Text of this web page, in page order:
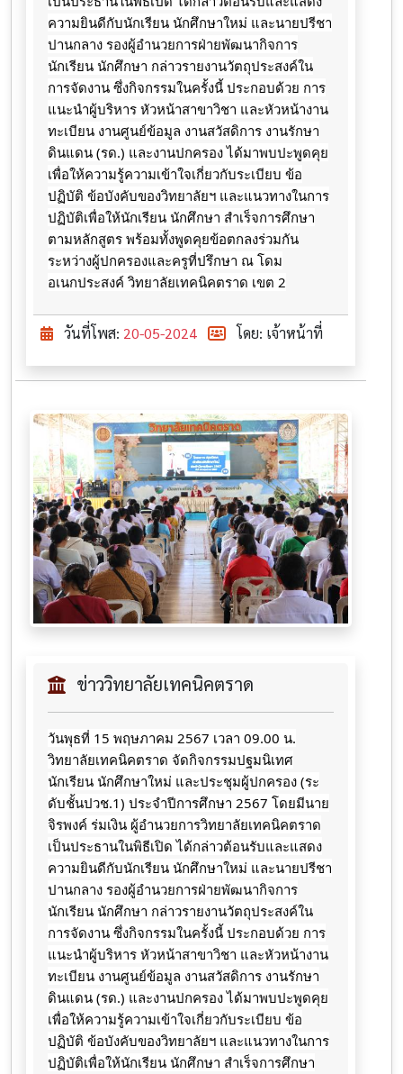
ความยินดีกับนักเรียน นักศึกษาใหม่ และนายปรีชา
ปานกลาง รองผู้อำนวยการฝ่ายพัฒนากิจการ
นักเรียน นักศึกษา กล่าวรายงานวัตถุประสงค์ใน
การจัดงาน ซึ่งกิจกรรมในครั้งนี้ ประกอบด้วย การ
แนะนำผู้บริหาร หัวหน้าสาขาวิชา และหัวหน้างาน
ทะเบียน งานศูนย์ข้อมูล งานสวัสดิการ งานรักษา
ดินแดน (รด.) และงานปกครอง ได้มาพบปะพูดคุย
เพื่อให้ความรู้ความเข้าใจเกี่ยวกับระเบียบ ข้อ
ปฏิบัติ ข้อบังคับของวิทยาลัยฯ และแนวทางในการ
ปฏิบัติเพื่อให้นักเรียน นักศึกษา สำเร็จการศึกษา
ตามหลักสูตร พร้อมทั้งพูดคุยข้อตกลงร่วมกัน
ระหว่างผู้ปกครองและครูที่ปรึกษา ณ โดม
อเนกประสงค์ วิทยาลัยเทคนิคตราด เขต 2
วันที่โพส: 20-05-2024 โดย: เจ้าหน้าที่
ข่าววิทยาลัยเทคนิคตราด
วันพุธที่ 15 พฤษภาคม 2567 เวลา 09.00 น.
วิทยาลัยเทคนิคตราด จัดกิจกรรมปฐมนิเทศ
นักเรียน นักศึกษาใหม่ และประชุมผู้ปกครอง (ระ
ดับชั้นปวช.1) ประจำปีการศึกษา 2567 โดยมีนาย
จิรพงค์ ร่มเงิน ผู้อำนวยการวิทยาลัยเทคนิคตราด
เป็นประธานในพิธีเปิด ได้กล่าวต้อนรับและแสดง
ความยินดีกับนักเรียน นักศึกษาใหม่ และนายปรีชา
ปานกลาง รองผู้อำนวยการฝ่ายพัฒนากิจการ
นักเรียน นักศึกษา กล่าวรายงานวัตถุประสงค์ใน
การจัดงาน ซึ่งกิจกรรมในครั้งนี้ ประกอบด้วย การ
แนะนำผู้บริหาร หัวหน้าสาขาวิชา และหัวหน้างาน
ทะเบียน งานศูนย์ข้อมูล งานสวัสดิการ งานรักษา
ดินแดน (รด.) และงานปกครอง ได้มาพบปะพูดคุย
เพื่อให้ความรู้ความเข้าใจเกี่ยวกับระเบียบ ข้อ
ปฏิบัติ ข้อบังคับของวิทยาลัยฯ และแนวทางในการ
ปฏิบัติเพื่อให้นักเรียน นักศึกษา สำเร็จการศึกษา